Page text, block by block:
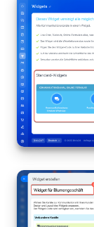
CRM-
BI-